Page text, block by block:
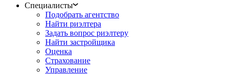
Специалисты
Подобрать агентство
Найти риэлтера
Задать вопрос риэлтеру
Найти застройщика
Оценка
Страхование
Управление